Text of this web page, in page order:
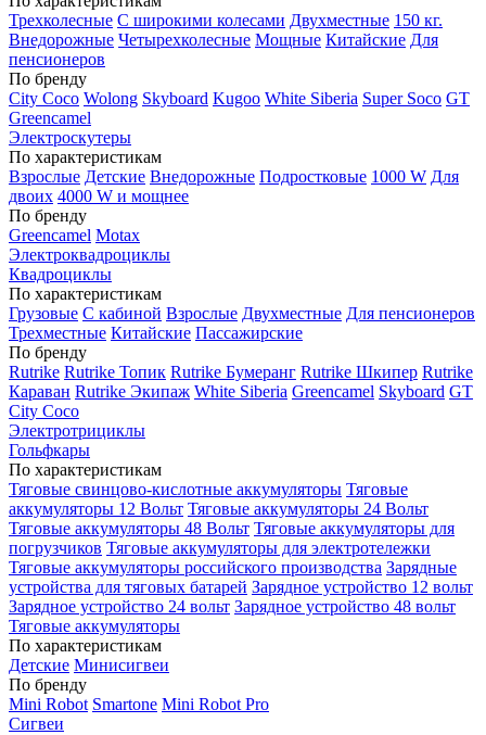
Трехколесные С широкими колесами Двухместные 150 кг.
Внедорожные Четырехколесные Мощные Китайские Для
пенсионеров
По бренду
City Coco Wolong Skyboard Kugoo White Siberia Super Soco GT
Greencamel
Электроскутеры
По характеристикам
Взрослые Детские Внедорожные Подростковые 1000 W Для
двоих 4000 W и мощнее
По бренду
Greencamel Motax
Электроквадроциклы
Квадроциклы
По характеристикам
Грузовые С кабиной Взрослые Двухместные Для пенсионеров
Трехместные Китайские Пассажирские
По бренду
Rutrike Rutrike Топик Rutrike Бумеранг Rutrike Шкипер Rutrike
Караван Rutrike Экипаж White Siberia Greencamel Skyboard GT
City Coco
Электротрициклы
Гольфкары
По характеристикам
Тяговые свинцово-кислотные аккумуляторы Тяговые
аккумуляторы 12 Вольт Тяговые аккумуляторы 24 Вольт
Тяговые аккумуляторы 48 Вольт Тяговые аккумуляторы для
погрузчиков Тяговые аккумуляторы для электротележки
Тяговые аккумуляторы российского производства Зарядные
устройства для тяговых батарей Зарядное устройство 12 вольт
Зарядное устройство 24 вольт Зарядное устройство 48 вольт
Тяговые аккумуляторы
По характеристикам
Детские Минисигвеи
По бренду
Mini Robot Smartone Mini Robot Pro
Сигвеи